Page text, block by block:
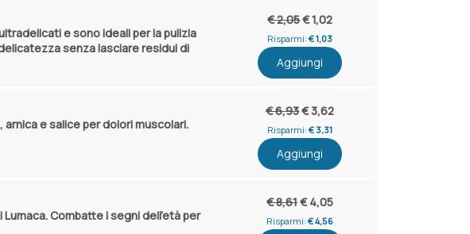
e sono ideali per la pulizia
senza lasciare residui di
€ 2,05€ 1,02
Risparmi:€ 1,03
Aggiungi
e salice per dolori muscolari.
€ 6,93€ 3,62
Risparmi:€ 3,31
Aggiungi
Lumaca. Combatte i segni dell'età per
€ 8,61€ 4,05
Risparmi:€ 4,56